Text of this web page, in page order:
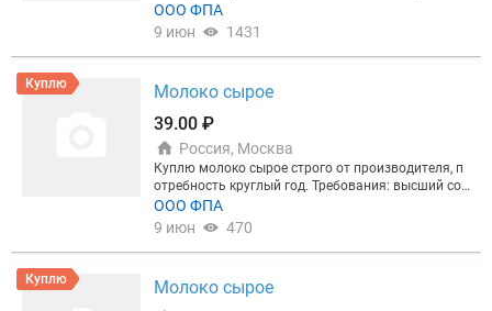
дальнейшим увеличением объема. Самовывоз. Г
отовы заключить контракт на 1 год. Требования
ции до 68 град.С, белок 3,2% и выше
ООО ФПА
9 июн
1431
Куплю
Молоко сырое
39.00 ₽
Россия, Москва
Куплю молоко сырое строго от производителя, п
отребность круглый год. Требования: высший сор
т, жир не менее 3,8%, белок не менее 3,2%, соматик
а до 350 тыс., термоустойчивость 75 град.
ООО ФПА
9 июн
470
Куплю Молоко сырое